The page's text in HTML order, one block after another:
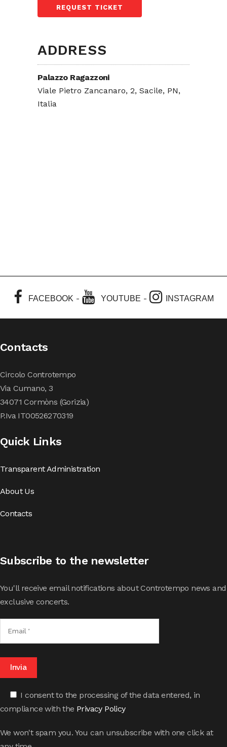
REQUEST TICKET
ADDRESS
Palazzo Ragazzoni
Viale Pietro Zancanaro, 2, Sacile, PN,
Italia
FACEBOOK - YOUTUBE - INSTAGRAM
Contacts
Circolo Controtempo
Via Cumano, 3
34071 Cormòns (Gorizia)
P.Iva IT00526270319
Quick Links
Transparent Administration
About Us
Contacts
Subscribe to the newsletter
You'll receive email notifications about Controtempo news and
exclusive concerts.
I consent to the processing of the data entered, in
compliance with the Privacy Policy
We won't spam you. You can unsubscribe with one click at